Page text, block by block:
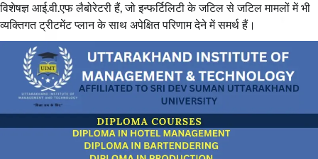
विशेषज्ञ आई.वी.एफ लैबोरेटरी हैं, जो इन्फर्टिलिटी के जटिल से जटिल मामलों में भी
व्यक्तिगत ट्रीटमेंट प्लान के साथ अपेक्षित परिणाम देने में समर्थ हैं।